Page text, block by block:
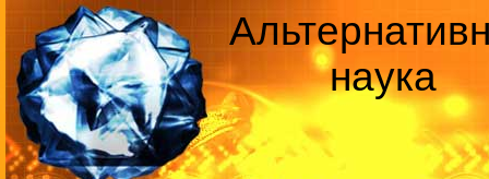
наука